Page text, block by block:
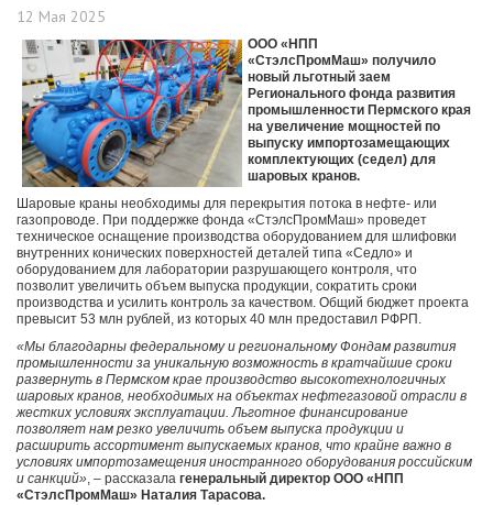
12 Мая 2025
ООО «НПП
«СтэлсПромМаш» получило
новый льготный заем
Регионального фонда развития
промышленности Пермского края
на увеличение мощностей по
выпуску импортозамещающих
комплектующих (седел) для
шаровых кранов.
Шаровые краны необходимы для перекрытия потока в нефте- или
газопроводе. При поддержке фонда «СтэлсПромМаш» проведет
техническое оснащение производства оборудованием для шлифовки
внутренних конических поверхностей деталей типа «Седло» и
оборудованием для лаборатории разрушающего контроля, что
позволит увеличить объем выпуска продукции, сократить сроки
производства и усилить контроль за качеством. Общий бюджет проекта
превысит 53 млн рублей, из которых 40 млн предоставил РФРП.
«Мы благодарны федеральному и региональному Фондам развития
промышленности за уникальную возможность в кратчайшие сроки
развернуть в Пермском крае производство высокотехнологичных
шаровых кранов, необходимых на объектах нефтегазовой отрасли в
жестких условиях эксплуатации. Льготное финансирование
позволяет нам резко увеличить объем выпуска продукции и
расширить ассортимент выпускаемых кранов, что крайне важно в
условиях импортозамещения иностранного оборудования российским
и санкций», – рассказала генеральный директор ООО «НПП
«СтэлсПромМаш» Наталия Тарасова.